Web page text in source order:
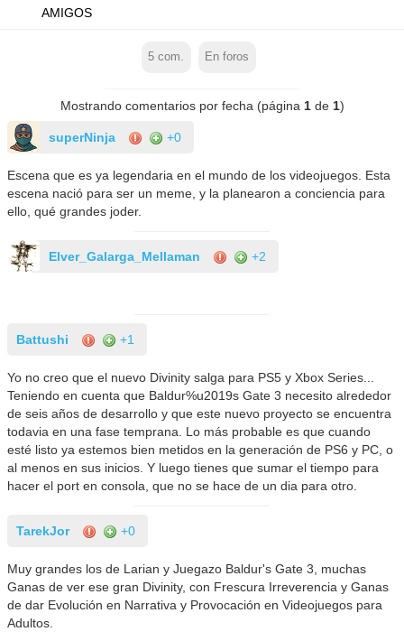
AMIGOS
5 com. En foros
Mostrando comentarios por fecha (página 1de 1)
superNinja +0
Escena que es ya legendaria en el mundo de los videojuegos. Esta
escena nació para ser un meme, y la planearon a conciencia para
ello, qué grandes joder.
Elver_Galarga_Mellaman +2
Battushi +1
Yo no creo que el nuevo Divinity salga para PS5 y Xbox Series...
Teniendo en cuenta que Baldur%u2019s Gate 3 necesito alrededor
de seis años de desarrollo y que este nuevo proyecto se encuentra
todavia en una fase temprana. Lo más probable es que cuando
esté listo ya estemos bien metidos en la generación de PS6 y PC, o
al menos en sus inicios. Y luego tienes que sumar el tiempo para
hacer el port en consola, que no se hace de un dia para otro.
TarekJor +0
Muy grandes los de Larian y Juegazo Baldur's Gate 3, muchas
Ganas de ver ese gran Divinity, con Frescura Irreverencia y Ganas
de dar Evolución en Narrativa y Provocación en Videojuegos para
Adultos.